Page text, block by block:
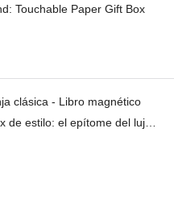
Touchable Paper Gift Box
clásica - Libro magnético
de estilo: el epítome del lujo